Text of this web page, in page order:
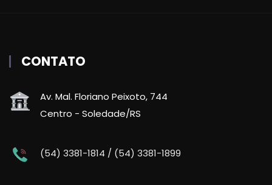
CONTATO
Av. Mal. Floriano Peixoto, 744
Centro - Soledade/RS
(54) 3381-1814 / (54) 3381-1899